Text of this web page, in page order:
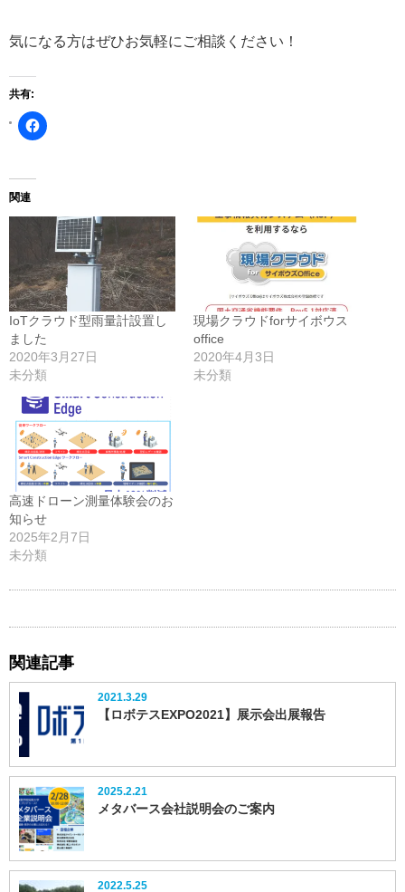
気になる方はぜひお気軽にご相談ください！
共有:
Facebook
で
ク
し
て
く
だ
さ
い
(新
し
い
ウ
ィ
ン
ド
ウ
で
開
き
ま
す)
関連
IoTクラウド型雨量計設置し
ました
2020年3月27日
未分類
現場クラウドforサイボウス
office
2020年4月3日
未分類
高速ドローン測量体験会のお
知らせ
2025年2月7日
未分類
関連記事
2021.3.29
【ロボテスEXPO2021】展示会出展報告
2025.2.21
メタバース会社説明会のご案内
2022.5.25